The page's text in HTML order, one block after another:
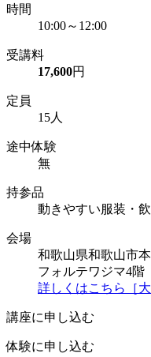
時間
10:00～12:00
受講料
17,600円
定員
15人
途中体験
無
持参品
動きやすい服装・
会場
和歌山県和歌山市
フォルテワジマ4階
詳しくはこちら［大
講座に申し込む
体験に申し込む